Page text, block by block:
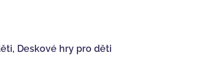
, Deskové hry pro děti